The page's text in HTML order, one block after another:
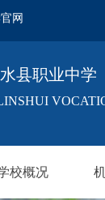
网
县职业中学
校概况